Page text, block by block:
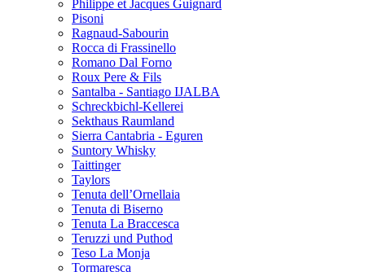
Philippe et Jacques Guignard
Pisoni
Ragnaud-Sabourin
Rocca di Frassinello
Romano Dal Forno
Roux Pere & Fils
Santalba - Santiago IJALBA
Schreckbichl-Kellerei
Sekthaus Raumland
Sierra Cantabria - Eguren
Suntory Whisky
Taittinger
Taylors
Tenuta dell’Ornellaia
Tenuta di Biserno
Tenuta La Braccesca
Teruzzi und Puthod
Teso La Monja
Tormaresca